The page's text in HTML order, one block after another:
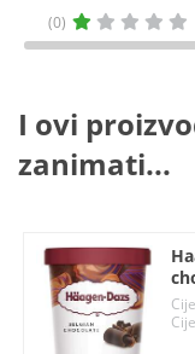
(0)
I ovi
zanimati...